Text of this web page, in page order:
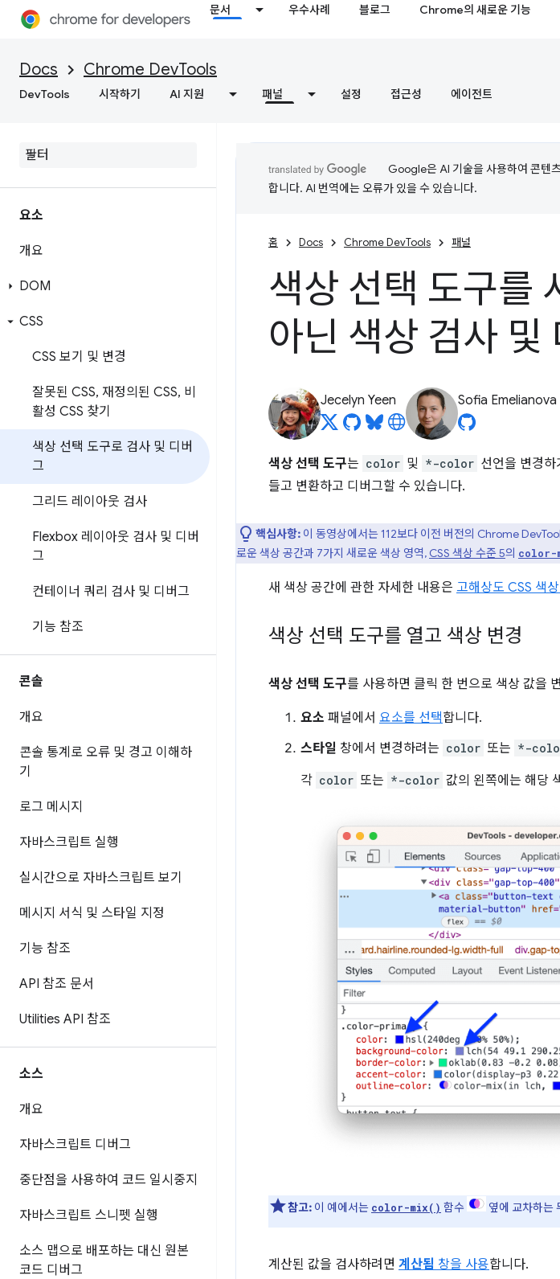
문서 우수사례 블로그 Chrome의 새로운 기능
Docs Chrome DevTools
DevTools 시작하기 AI 지원 패널 설정 접근성 에이전트
요소
개요
DOM
CSS
CSS 보기 및 변경
잘못된 CSS, 재정의된 CSS, 비
활성 CSS 찾기
색상 선택 도구로 검사 및 디버
그
그리드 레이아웃 검사
Flexbox 레이아웃 검사 및 디버
그
컨테이너 쿼리 검사 및 디버그
기능 참조
콘솔
개요
콘솔 통계로 오류 및 경고 이해하
기
로그 메시지
자바스크립트 실행
실시간으로 자바스크립트 보기
메시지 서식 및 스타일 지정
기능 참조
API 참조 문서
Utilities API 참조
소스
개요
자바스크립트 디버그
중단점을 사용하여 코드 일시중지
자바스크립트 스니펫 실행
소스 맵으로 배포하는 대신 원본
코드 디버그
Google은 AI 기술을 사용하여 콘텐
합니다. AI 번역에는 오류가 있을 수 있습니다.
홈 Docs Chrome DevTools 패널
색상 선택 도구를
아닌 색상 검사 및
Jecelyn Yeen Sofia Emelianova
색상 선택 도구는 color 및 *-color 선언을 변경
들고 변환하고 디버그할 수 있습니다.
핵심사항: 이 동영상에서는 112보다 이전 버전의 Chrome
로운 색상 공간과 7가지 새로운 색상 영역, CSS 색상 수준 5의 color-
새 색상 공간에 관한 자세한 내용은 고해상도 CSS 색
색상 선택 도구를 열고 색상 변경
색상 선택 도구를 사용하면 클릭 한 번으로 색상 값을
요소 패널에서 요소를 선택합니다.
스타일 창에서 변경하려는 color 또는 *-
각 color 또는 *-color 값의 왼쪽에는 해당
참고: 이 예에서는 color-mix() 함수 옆에 교차하는
계산된 값을 검사하려면 계산됨 창을 사용합니다.